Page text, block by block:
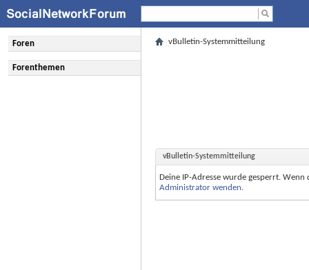
Foren
Forenthemen
vBulletin-Systemmitteilung
vBulletin-Systemmitteilung
Deine IP-Adresse wurde gesperrt.
Administrator wenden.